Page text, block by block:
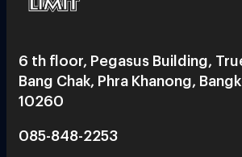
6 th floor, Pegasus Building,
Bang Chak, Phra Khanong,
10260
085-848-2253